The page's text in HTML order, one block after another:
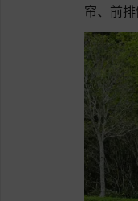
帘、前